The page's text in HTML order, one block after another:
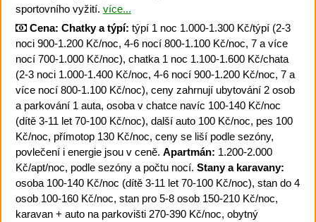
sportovního vyžití. více...
Cena: Chatky a týpí: týpí 1 noc 1.000-1.300 Kč/týpí (2-3
noci 900-1.200 Kč/noc, 4-6 nocí 800-1.100 Kč/noc, 7 a více
nocí 700-1.000 Kč/noc), chatka 1 noc 1.100-1.600 Kč/chata
(2-3 noci 1.000-1.400 Kč/noc, 4-6 nocí 900-1.200 Kč/noc, 7 a
více nocí 800-1.100 Kč/noc), ceny zahrnují ubytování 2 osob
a parkování 1 auta, osoba v chatce navíc 100-140 Kč/noc
(dítě 3-11 let 70-100 Kč/noc), další auto 100 Kč/noc, pes 100
Kč/noc, přímotop 130 Kč/noc, ceny se liší podle sezóny,
povlečení i energie jsou v ceně. Apartmán: 1.200-2.000
Kč/apt/noc, podle sezóny a počtu nocí. Stany a karavany:
osoba 100-140 Kč/noc (dítě 3-11 let 70-100 Kč/noc), stan do 4
osob 100-160 Kč/noc, stan pro 5-8 osob 150-210 Kč/noc,
karavan + auto na parkovišti 270-390 Kč/noc, obytný